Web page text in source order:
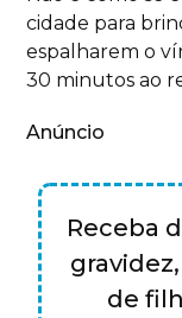
cidade para
espalharem o
30 minutos ao
Anúncio
Receba
de